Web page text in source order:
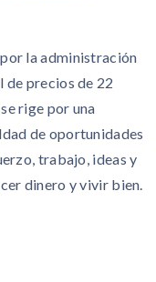
la administración
de precios de 22
rige por una
de oportunidades
trabajo, ideas y
dinero y vivir bien.